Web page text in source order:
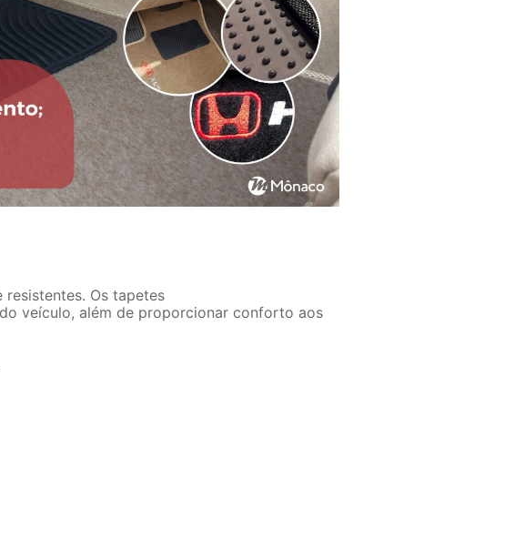
Os tapetes
veículo, além de proporcionar conforto aos